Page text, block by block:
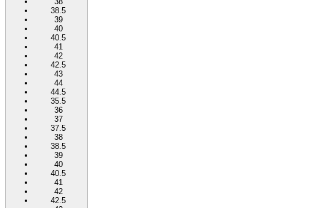
38.5
39
40
40.5
41
42
42.5
43
44
44.5
35.5
36
37
37.5
38
38.5
39
40
40.5
41
42
42.5